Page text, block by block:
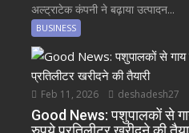
अल्ट्राटेक कंपनी ने बढ़ाया उत्पादन...
BUSINESS
Feb 11, 2026 deshadesh27
Good News: पशुपालकों से